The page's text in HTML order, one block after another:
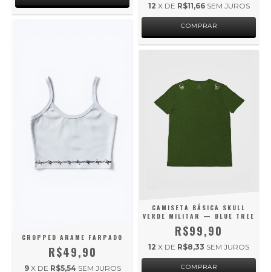
12 X DE R$11,66 SEM JUROS
COMPRAR
CROPPED ARAME FARPADO
R$49,90
9 X DE R$5,54 SEM JUROS
CAMISETA BÁSICA SKULL
VERDE MILITAR — BLUE TREE
R$99,90
12 X DE R$8,33 SEM JUROS
COMPRAR